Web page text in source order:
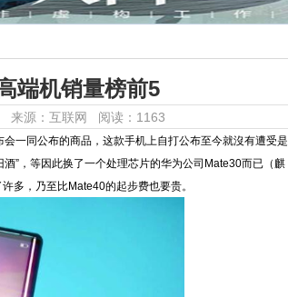
端机销量榜前5
来源：互联网 阅读：1163
一同公布的商品，这款手机上自打公布至今就沒有遭受是
”，等因此换了一个处理芯片的华为公司Mate30而已（麒
多，乃至比Mate40的起步费也要贵。